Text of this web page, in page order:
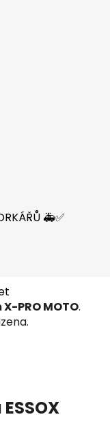
🚑✅
PRO MOTO.